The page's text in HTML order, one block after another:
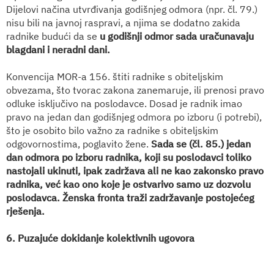
Dijelovi načina utvrđivanja godišnjeg odmora (npr. čl. 79.)
nisu bili na javnoj raspravi, a njima se dodatno zakida
radnike budući da se u godišnji odmor sada uračunavaju
blagdani i neradni dani.
Konvencija MOR-a 156. štiti radnike s obiteljskim
obvezama, što tvorac zakona zanemaruje, ili prenosi pravo
odluke isključivo na poslodavce. Dosad je radnik imao
pravo na jedan dan godišnjeg odmora po izboru (i potrebi),
što je osobito bilo važno za radnike s obiteljskim
odgovornostima, poglavito žene. Sada se (čl. 85.) jedan
dan odmora po izboru radnika, koji su poslodavci toliko
nastojali ukinuti, ipak zadržava ali ne kao zakonsko pravo
radnika, već kao ono koje je ostvarivo samo uz dozvolu
poslodavca. Ženska fronta traži zadržavanje postojećeg
rješenja.
6. Puzajuće dokidanje kolektivnih ugovora